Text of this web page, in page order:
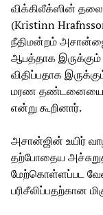
விக்கிலீக்ஸின்
(Kristinn
நீதிமன்றம் அசான்ஜை
ஆபத்தாக
விதிப்பதாக
மரண தண்டனையை
என்று கூறினார்.
அசான்ஜின் உயிர்
தற்போதைய
மேற்கொள்ளப்பட
பரிசீலிப்பதற்கான